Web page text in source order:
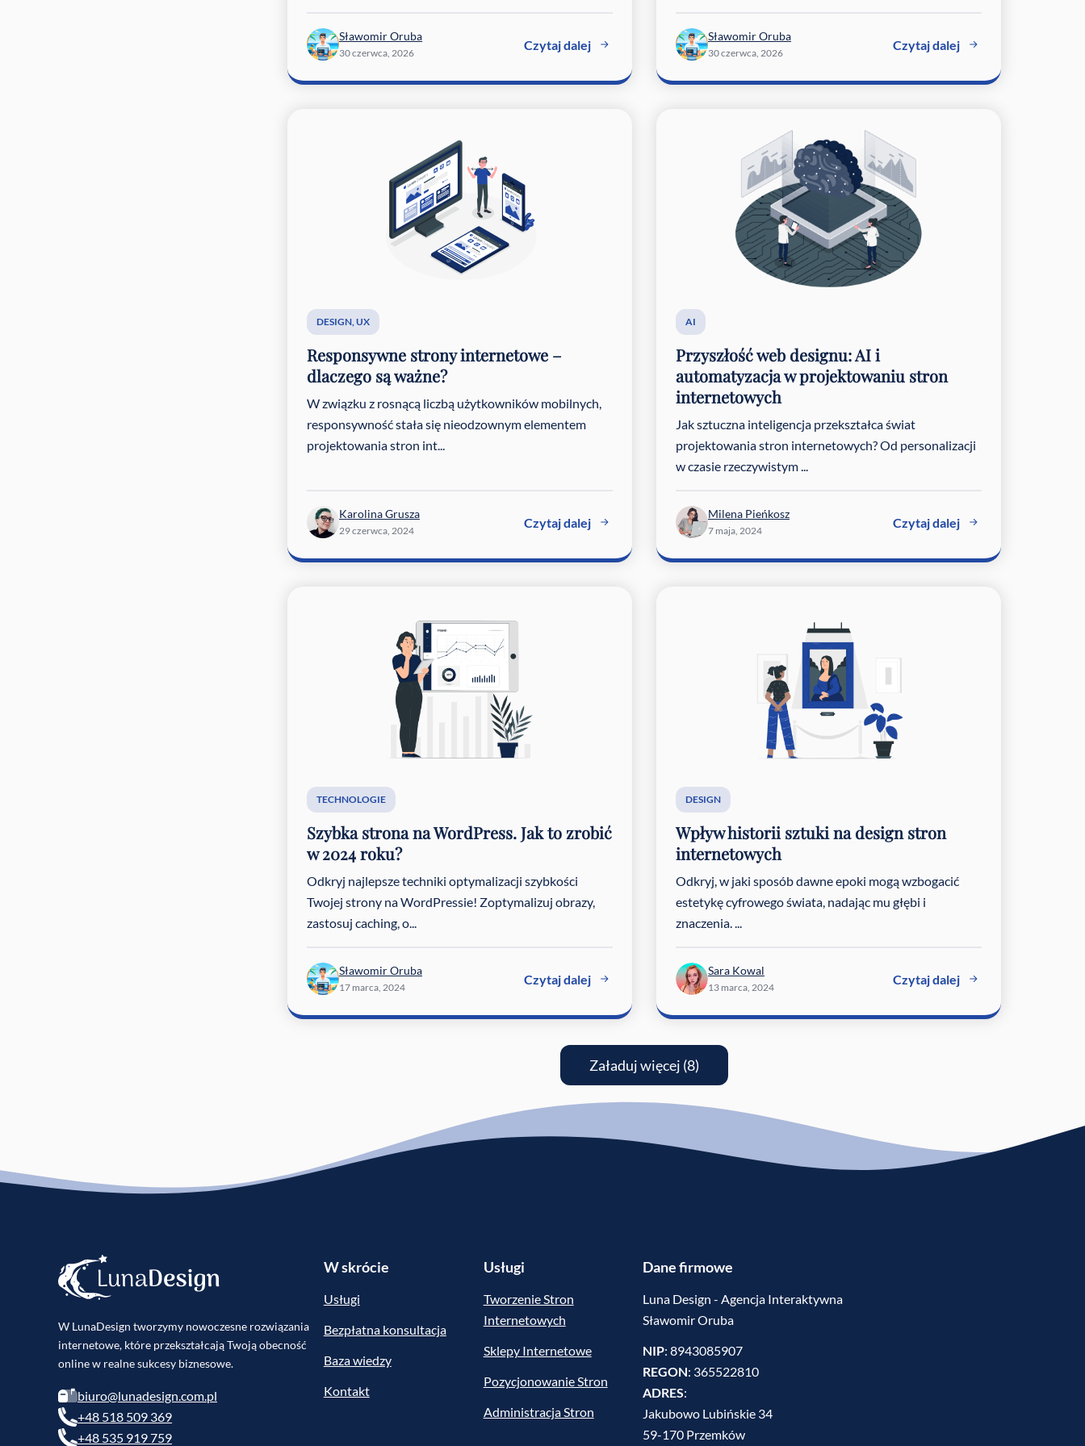
Sławomir Oruba
30 czerwca, 2026
Czytaj dalej
Sławomir Oruba
30 czerwca, 2026
Czytaj dalej
DESIGN,UX
Responsywne strony internetowe –
dlaczego są ważne?
W związku z rosnącą liczbą użytkowników mobilnych,
responsywność stała się nieodzownym elementem
projektowania stron int...
Karolina Grusza
29 czerwca, 2024
Czytaj dalej
AI
Przyszłość web designu: AI i
automatyzacja w projektowaniu stron
internetowych
Jak sztuczna inteligencja przekształca świat
projektowania stron internetowych? Od personalizacji
w czasie rzeczywistym ...
Milena Pieńkosz
7 maja, 2024
Czytaj dalej
TECHNOLOGIE
Szybka strona na WordPress. Jak to zrobić
w 2024 roku?
Odkryj najlepsze techniki optymalizacji szybkości
Twojej strony na WordPressie! Zoptymalizuj obrazy,
zastosuj caching, o...
Sławomir Oruba
17 marca, 2024
Czytaj dalej
DESIGN
Wpływ historii sztuki na design stron
internetowych
Odkryj, w jaki sposób dawne epoki mogą wzbogacić
estetykę cyfrowego świata, nadając mu głębi i
znaczenia. ...
Sara Kowal
13 marca, 2024
Czytaj dalej
Załaduj więcej (8)
W LunaDesign tworzymy nowoczesne rozwiązania
internetowe, które przekształcają Twoją obecność
online w realne sukcesy biznesowe.
biuro@lunadesign.com.pl
+48 518 509 369
+48 535 919 759
W skrócie
Usługi
Bezpłatna konsultacja
Baza wiedzy
Kontakt
Usługi
Tworzenie Stron
Internetowych
Sklepy Internetowe
Pozycjonowanie Stron
Administracja Stron
Dane firmowe
Luna Design - Agencja Interaktywna
Sławomir Oruba
NIP: 8943085907
REGON: 365522810
ADRES:
Jakubowo Lubińskie 34
59-170 Przemków